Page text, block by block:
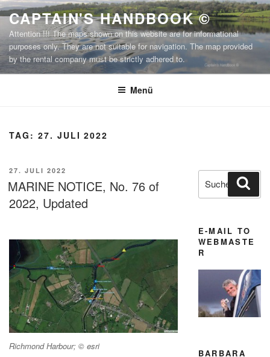
Zum
Inhalt
springen
CAPTAIN'S HANDBOOK ©
Attention !!! The maps shown on this website are for informational
purposes only. They are not suitable for navigation. The map provided
by the rental company must be strictly adhered to.
Menü
TAG: 27. JULI 2022
VERÖFFENTLICHT
AM
27. JULI 2022
MARINE NOTICE, No. 76 of
2022, Updated
Richmond Harbour; © esri
Suchen
nach:
E-MAIL TO
WEBMASTE
R
BARBARA